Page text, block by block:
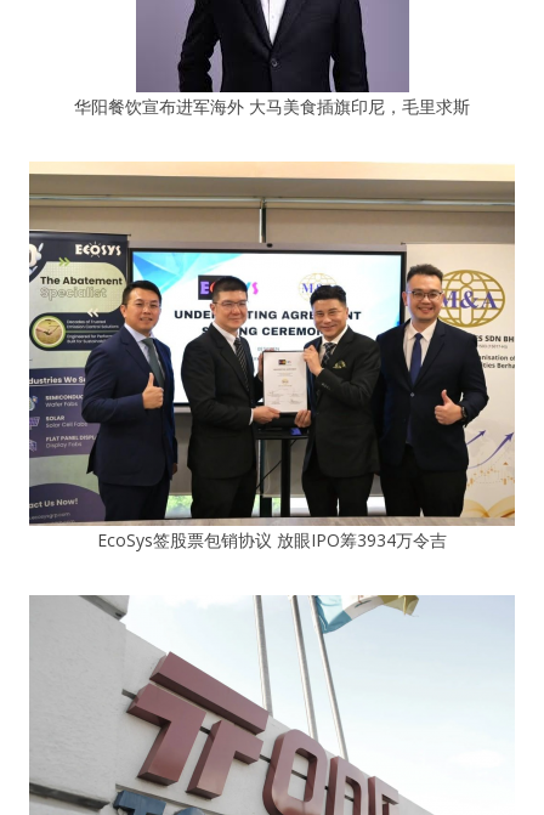
华阳餐饮宣布进军海外 大马美食插旗印尼，毛里求斯
EcoSys签股票包销协议 放眼IPO筹3934万令吉